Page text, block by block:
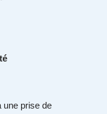
une prise de